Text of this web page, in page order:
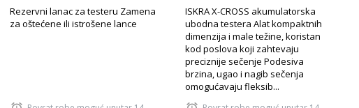
Rezervni lanac za testeru Zamena
za oštećene ili istrošene lance
ISKRA X-CROSS akumulatorska
ubodna testera Alat kompaktnih
dimenzija i male težine, koristan
kod poslova koji zahtevaju
preciznije sečenje Podesiva
brzina, ugao i nagib sečenja
omogućavaju fleksib...